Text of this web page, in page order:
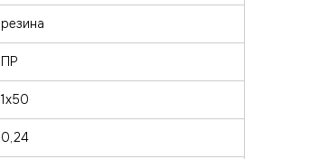
резина
ПР
1х50
0,24